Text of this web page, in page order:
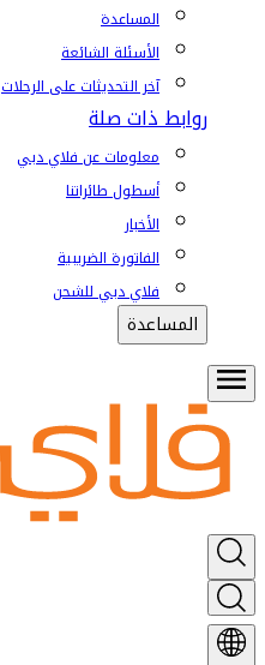
المساعدة
الأسئلة الشائعة
آخر التحديثات على الرحلات
روابط ذات صلة
معلومات عن فلاي دبي
أسطول طائراتنا
الأخبار
الفاتورة الضريبية
فلاي دبي للشحن
المساعدة